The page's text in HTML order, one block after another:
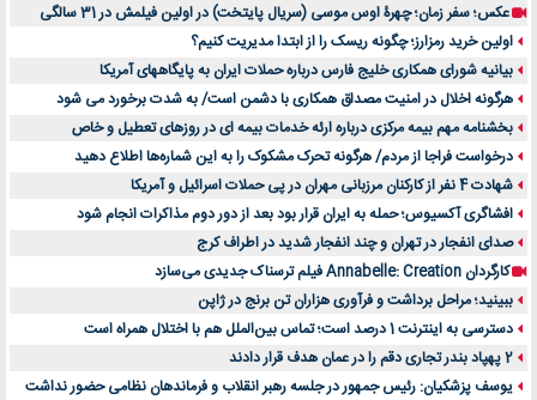
عکس؛ سفر زمان؛ چهرۀ اوس موسی (سریال پایتخت) در اولین فیلمش در 31 سالگی
اولین خرید رمزارز؛ چگونه ریسک را از ابتدا مدیریت کنیم؟
بیانیه شورای همکاری خلیج فارس درباره حملات ایران به پایگاههای آمریکا
هرگونه اخلال در امنیت مصداق همکاری با دشمن است/ به شدت برخورد می شود
بخشنامه مهم بیمه مرکزی درباره ارئه خدمات بیمه ای در روزهای تعطیل و خاص
درخواست فراجا از مردم/ هرگونه تحرک مشکوک را به این شماره‌ها اطلاع دهید
شهادت 4 نفر از کارکنان مرزبانی مهران در پی حملات اسرائیل و آمریکا
افشاگری آکسیوس؛ حمله به ایران قرار بود بعد از دور دوم مذاکرات انجام شود
صدای انفجار در تهران و چند انفجار شدید در اطراف کرج
کارگردان Annabelle: Creation فیلم ترسناک جدیدی می‌سازد
ببینید؛ مراحل برداشت و فرآوری هزاران تن برنج در ژاپن
دسترسی به اینترنت 1 درصد است؛ تماس بین‌الملل هم با اختلال همراه است
2 پهپاد بندر تجاری دقم را در عمان هدف قرار دادند
یوسف پزشکیان: رئیس جمهور در جلسه رهبر انقلاب و فرماندهان نظامی حضور نداشت